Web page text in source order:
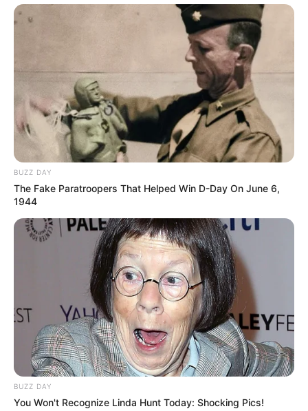
BUZZ DAY
The Fake Paratroopers That Helped Win D-Day On June 6,
1944
BUZZ DAY
You Won't Recognize Linda Hunt Today: Shocking Pics!